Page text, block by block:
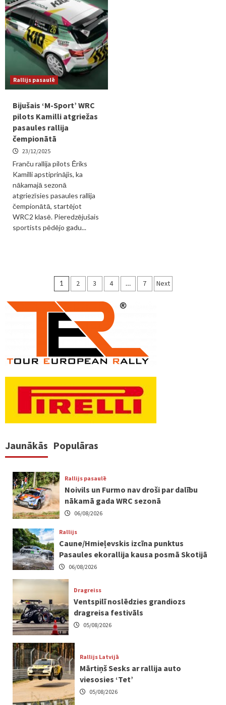
Rallijs pasaulē
Bijušais ‘M-Sport’ WRC
pilots Kamilli atgriežas
pasaules rallija
čempionātā
23/12/2025
Franču rallija pilots Ēriks
Kamilli apstiprinājis, ka
nākamajā sezonā
atgriezīsies pasaules rallija
čempionātā, startējot
WRC2 klasē. Pieredzējušais
sportists pēdējo gadu...
Ziņu
numerācija
pēc
lappusēm
1 2 3 4 … 7 Next
Jaunākās Populāras
Rallijs pasaulē
Noivils un Furmo nav droši par dalību
nākamā gada WRC sezonā
06/08/2026
Rallijs
Caune/Hmieļevskis izcīna punktus
Pasaules ekorallija kausa posmā Skotijā
06/08/2026
Dragreiss
Ventspilī noslēdzies grandiozs
dragreisa festivāls
05/08/2026
Rallijs Latvijā
Mārtiņš Sesks ar rallija auto
viesosies ‘Tet’
05/08/2026